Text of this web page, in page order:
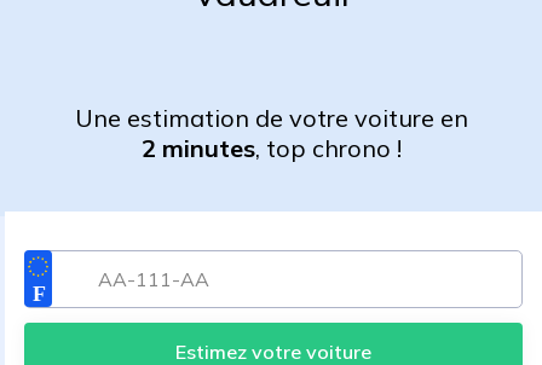
Une estimation de votre voiture en
2 minutes, top chrono !
Estimez votre voiture